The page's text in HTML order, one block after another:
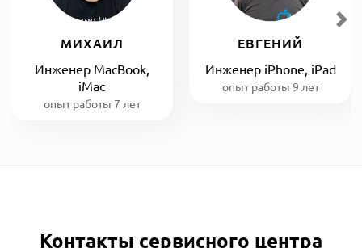
МИХАИЛ
Инженер MacBook,
iMac
опыт работы 7 лет
ЕВГЕНИЙ
Инженер iPhone, iPad
опыт работы 9 лет
Контакты сервисного центра